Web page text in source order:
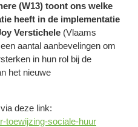
(W13) toont ons welke
heeft in de implementatie
Verstichele (Vlaams
aantal aanbevelingen om
in hun rol bij de
het nieuwe
deze link:
toewijzing-sociale-huur